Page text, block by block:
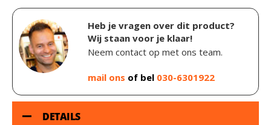
Heb je vragen over dit product?
Wij staan voor je klaar!
Neem contact op met ons team.
mail ons of bel 030-6301922
DETAILS